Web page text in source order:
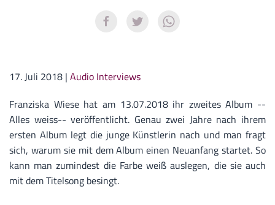
17. Juli 2018 | Audio Interviews
Franziska Wiese hat am 13.07.2018 ihr zweites Album --
Alles weiss-- veröffentlicht. Genau zwei Jahre nach ihrem
ersten Album legt die junge Künstlerin nach und man fragt
sich, warum sie mit dem Album einen Neuanfang startet. So
kann man zumindest die Farbe weiß auslegen, die sie auch
mit dem Titelsong besingt.